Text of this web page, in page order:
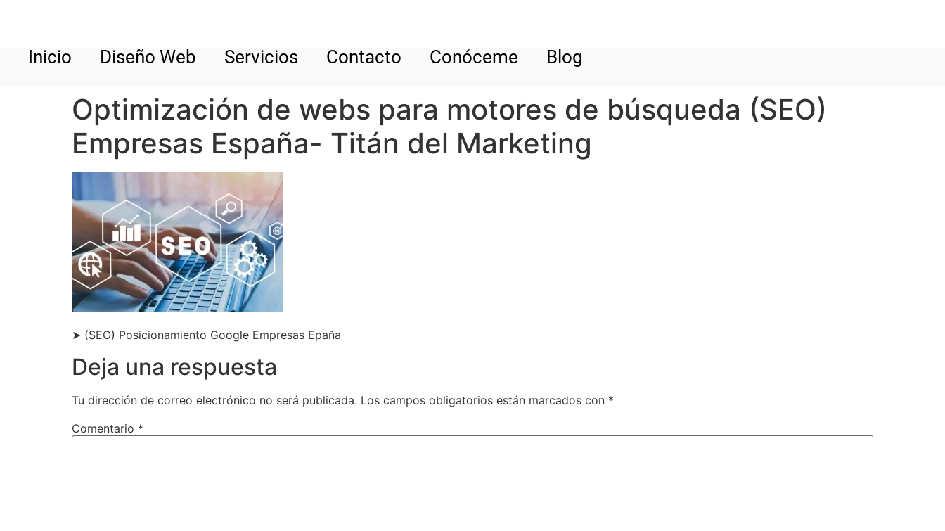
Inicio Diseño Web Servicios Contacto Conóceme Blog
Optimización de webs para motores de búsqueda (SEO)
Empresas España- Titán del Marketing
➤ (SEO) Posicionamiento Google Empresas Epaña
Deja una respuesta
Tu dirección de correo electrónico no será publicada. Los campos obligatorios están marcados con *
Comentario *